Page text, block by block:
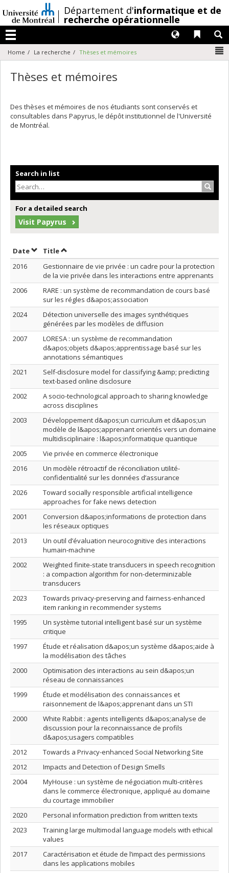
au
contenu
/Département d'informatique et de
recherche opérationnelle
Menu
Liens
Langues
Home La recherche Thèses et mémoires
Thèses et mémoires
Des thèses et mémoires de nos étudiants sont conservés et
consultables dans Papyrus, le dépôt institutionnel de l'Université
de Montréal.
Search in list
For a detailed search
Visit Papyrus
DateSort by date in ascending order
TitleSort by title in ascending order
2016
Gestionnaire de vie privée : un cadre pour la protection
de la vie privée dans les interactions entre apprenants
2006
RARE : un système de recommandation de cours basé
sur les régles d&apos;association
2024
Détection universelle des images synthétiques
générées par les modèles de diffusion
2007
LORESA : un système de recommandation
d&apos;objets d&apos;apprentissage basé sur les
annotations sémantiques
2021
Self-disclosure model for classifying &amp; predicting
text-based online disclosure
2002
A socio-technological approach to sharing knowledge
across disciplines
2003
Développement d&apos;un curriculum et d&apos;un
modèle de l&apos;apprenant orientés vers un domaine
multidisciplinaire : l&apos;informatique quantique
2005
Vie privée en commerce électronique
2016
Un modèle rétroactif de réconciliation utilité-
confidentialité sur les données d’assurance
2026
Toward socially responsible artificial intelligence
approaches for fake news detection
2001
Conversion d&apos;informations de protection dans
les réseaux optiques
2013
Un outil d’évaluation neurocognitive des interactions
humain-machine
2002
Weighted finite-state transducers in speech recognition
: a compaction algorithm for non-determinizable
transducers
2023
Towards privacy-preserving and fairness-enhanced
item ranking in recommender systems
1995
Un système tutorial intelligent basé sur un système
critique
1997
Étude et réalisation d&apos;un système d&apos;aide à
la modélisation des tâches
2000
Optimisation des interactions au sein d&apos;un
réseau de connaissances
1999
Étude et modélisation des connaissances et
raisonnement de l&apos;apprenant dans un STI
2000
White Rabbit : agents intelligents d&apos;analyse de
discussion pour la reconnaissance de profils
d&apos;usagers compatibles
2012
Towards a Privacy-enhanced Social Networking Site
2012
Impacts and Detection of Design Smells
2004
MyHouse : un système de négociation multi-critères
dans le commerce électronique, appliqué au domaine
du courtage immobilier
2020
Personal information prediction from written texts
2023
Training large multimodal language models with ethical
values
2017
Caractérisation et étude de l’impact des permissions
dans les applications mobiles